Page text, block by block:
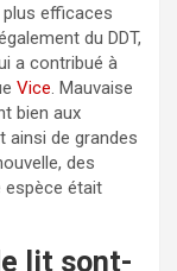
efficaces
du DDT,
a contribué à
Vice. Mauvaise
bien aux
de grandes
des
espèce était
lit sont-